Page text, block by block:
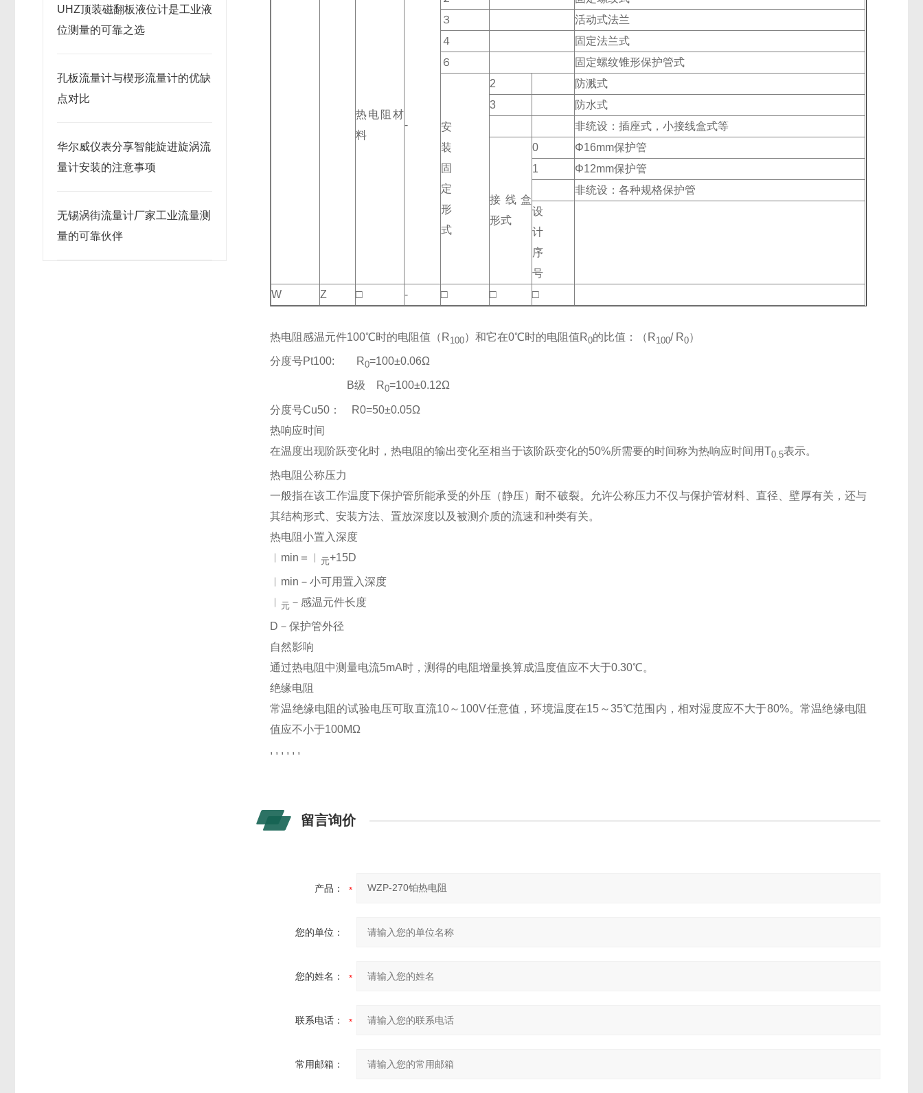
UHZ顶装磁翻板液位计是工业液
位测量的可靠之选
孔板流量计与楔形流量计的优缺
点对比
华尔威仪表分享智能旋进旋涡流
量计安装的注意事项
无锡涡街流量计厂家工业流量测
量的可靠伙伴
热电阻材
料
-
３
活动式法兰
４
固定法兰式
６
固定螺纹锥形保护管式
安
装
固
定
形
式
2
防溅式
3
防水式
非统设：插座式，小接线盒式等
接线盒
形式
0
Φ16mm保护管
1
Φ12mm保护管
非统设：各种规格保护管
设
计
序
号
W
Z □ - □ □ □
热电阻感温元件100℃时的电阻值（R100）和它在0℃时的电阻值R0的比值：（R100/ R0）
分度号Pt100: R0=100±0.06Ω
B级 R0=100±0.12Ω
分度号Cu50： R0=50±0.05Ω
热响应时间
在温度出现阶跃变化时，热电阻的输出变化至相当于该阶跃变化的50%所需要的时间称为热响应时间用T0.5表示。
热电阻公称压力
一般指在该工作温度下保护管所能承受的外压（静压）耐不破裂。允许公称压力不仅与保护管材料、直径、壁厚有关，还与
其结构形式、安装方法、置放深度以及被测介质的流速和种类有关。
热电阻小置入深度
︱min＝︱ 元+15D
︱min－小可用置入深度
︱ 元 －感温元件长度
D－保护管外径
自然影响
通过热电阻中测量电流5mA时，测得的电阻增量换算成温度值应不大于0.30℃。
绝缘电阻
常温绝缘电阻的试验电压可取直流10～100V任意值，环境温度在15～35℃范围内，相对湿度应不大于80%。常温绝缘电阻
值应不小于100MΩ
, , , , , ,
留言询价
产品：
您的单位：
您的姓名：
联系电话：
常用邮箱：